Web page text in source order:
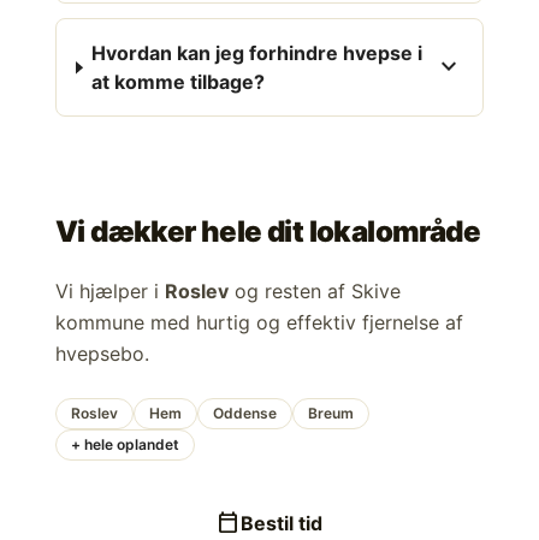
Hvordan kan jeg forhindre hvepse i
at komme tilbage?
expand_more
Vi dækker hele dit lokalområde
Vi hjælper i Roslev og resten af Skive
kommune med hurtig og effektiv fjernelse af
hvepsebo.
Roslev Hem Oddense
Breum
+ hele oplandet
calendar_today Bestil tid